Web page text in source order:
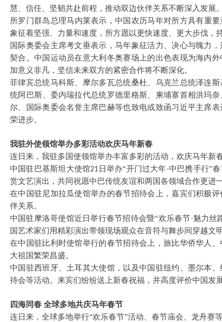
慧、信任、坚韧共赴前程，推动双边伙伴关系不断深入发展
所罗门群岛总理马内莱表示，中国农历马年对所方具有重
象征着坚强、力量和速度，所方愿以更快速度、更大步伐，
国际奥委会主席考文垂表示，马年象征活力、决心与魄力
契合。中国运动员在意大利冬奥赛场上的出色表现为海内
加意义非凡，坚信未来双方的紧密合作将不断深化。
菲律宾总统马科斯、摩尔多瓦总统桑杜、乌克兰总统泽连
统阿巴斯、委内瑞拉代总统罗德里格斯、柬埔寨首相洪玛
尔、国际奥委会名誉主席巴赫等也致电或致函习近平主席
荣进步。
我驻外使领馆举办多彩活动欢庆马年新春
连日来，我驻多国使领馆举办丰富多彩的活动，欢庆马年新
中国驻巴基斯坦大使馆21 日举办“开门过大年·中巴携手行”
赏文艺演出，共同祝愿中巴传统友谊和两国各领域合作更进
在中国驻尼加拉瓜使馆举办的春节招待会上，嘉宾们积极
伴关系。
中国驻摩洛哥使馆近日举行春节招待会暨“欢乐春节·魅力丝
国艺术家们用精彩演出带领现场观众在音符与舞步间穿越文
在中国驻比利时使馆举行的春节招待会上，旅比华侨华人
大祖国繁荣昌盛。
中国驻西班牙、土耳其大使馆，以及中国驻纽约、墨尔本
待会等活动。来宾们纷纷送上新春祝福，并高度评价中国发
四海同春 全球多地共庆马年春节
连日来，全球多地举行“欢乐春节”活动、春节庙会、龙舟赛